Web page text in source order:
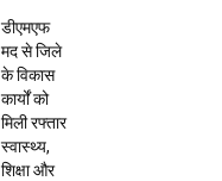
डीएमएफ
मद से जिले
के विकास
कार्यों को
मिली रफ्तार
स्वास्थ्य,
शिक्षा और